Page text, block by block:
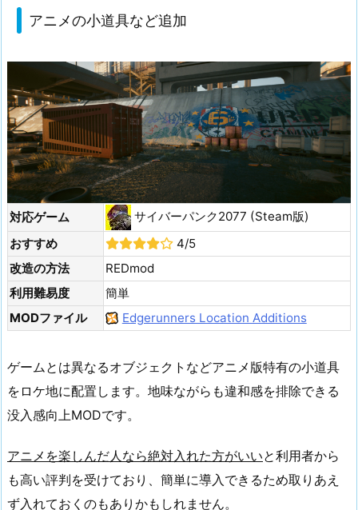
アニメの小道具など追加
対応ゲーム
サイバーパンク2077 (Steam版)
おすすめ
4/5
改造の方法
REDmod
利用難易度
簡単
MODファイル
Edgerunners Location Additions
ゲームとは異なるオブジェクトなどアニメ版特有の小道具
をロケ地に配置します。地味ながらも違和感を排除できる
没入感向上MODです。
アニメを楽しんだ人なら絶対入れた方がいいと利用者から
も高い評判を受けており、簡単に導入できるため取りあえ
ず入れておくのもありかもしれません。